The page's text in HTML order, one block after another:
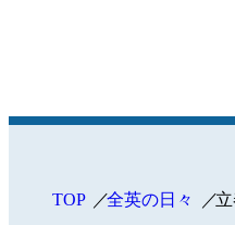
TOP 全英の日々